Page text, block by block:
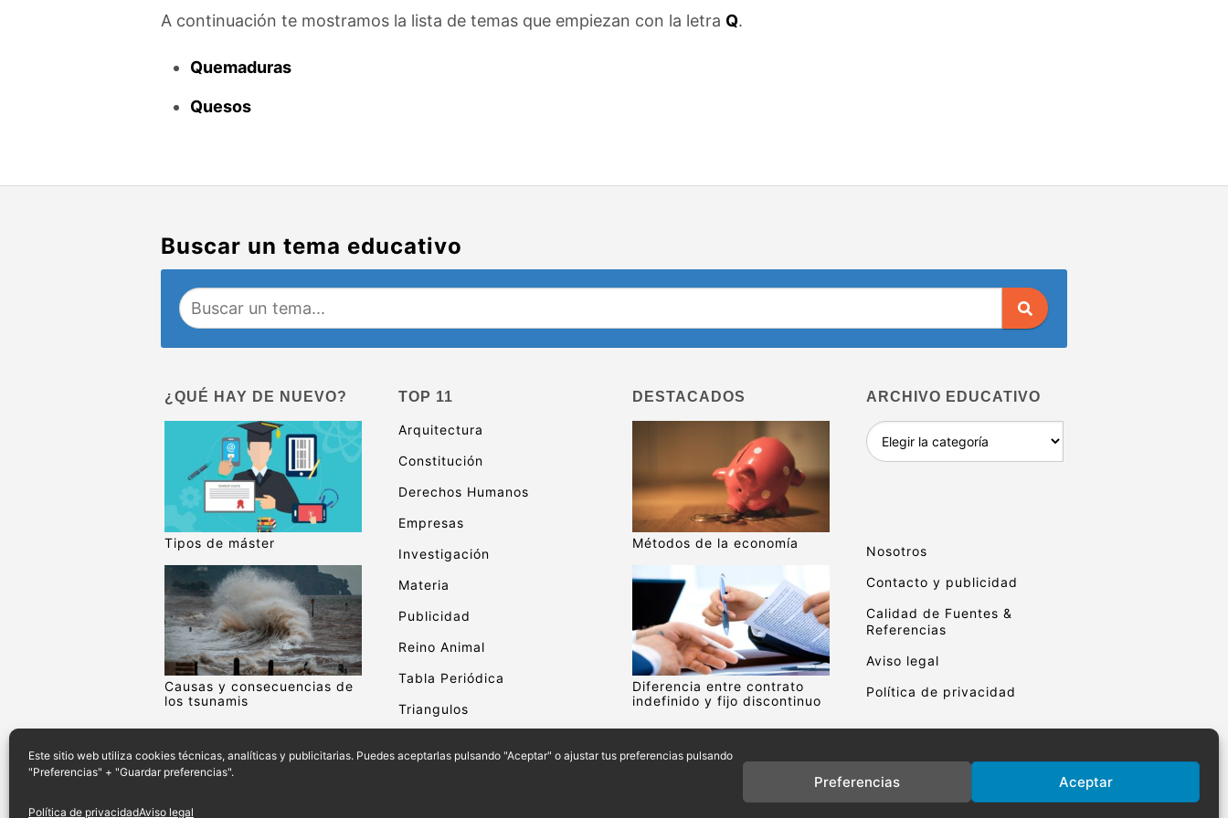
Este sitio web utiliza cookies técnicas, analíticas y publicitarias. Puedes aceptarlas pulsando "Aceptar" o ajustar tus preferencias pulsando
"Preferencias" + "Guardar preferencias".
Aceptar
Preferencias
Política de privacidadAviso legal
A continuación te mostramos la lista de temas que empiezan con la letra Q.
Quemaduras
Quesos
Buscar un tema educativo
¿QUÉ HAY DE NUEVO?
Tipos de máster
Causas y consecuencias de
los tsunamis
TOP 11
Arquitectura
Constitución
Derechos Humanos
Empresas
Investigación
Materia
Publicidad
Reino Animal
Tabla Periódica
Triangulos
DESTACADOS
Métodos de la economía
Diferencia entre contrato
indefinido y fijo discontinuo
ARCHIVO EDUCATIVO
Archivo
educativo
Nosotros
Contacto y publicidad
Calidad de Fuentes &
Referencias
Aviso legal
Política de privacidad